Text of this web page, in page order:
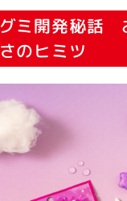
ミ開発秘話
のヒミツ